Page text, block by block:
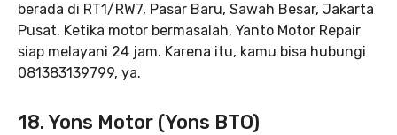
berada di RT1/RW7, Pasar Baru, Sawah Besar, Jakarta
Pusat. Ketika motor bermasalah, Yanto Motor Repair
siap melayani 24 jam. Karena itu, kamu bisa hubungi
081383139799, ya.
18. Yons Motor (Yons BTO)